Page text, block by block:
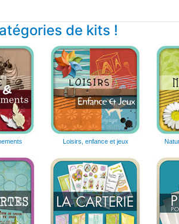
de kits !
Loisirs, enfance et jeux